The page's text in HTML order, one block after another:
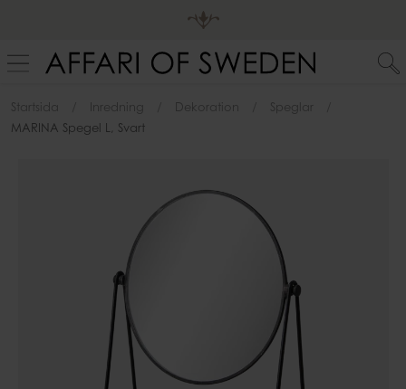
Startsida Inredning Dekoration
Speglar
MARINA Spegel L, Svart